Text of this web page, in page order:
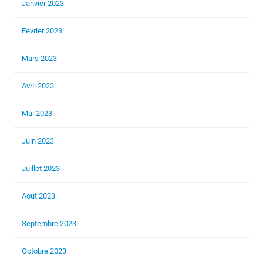
Janvier 2023
Février 2023
Mars 2023
Avril 2023
Mai 2023
Juin 2023
Juillet 2023
Aout 2023
Septembre 2023
Octobre 2023